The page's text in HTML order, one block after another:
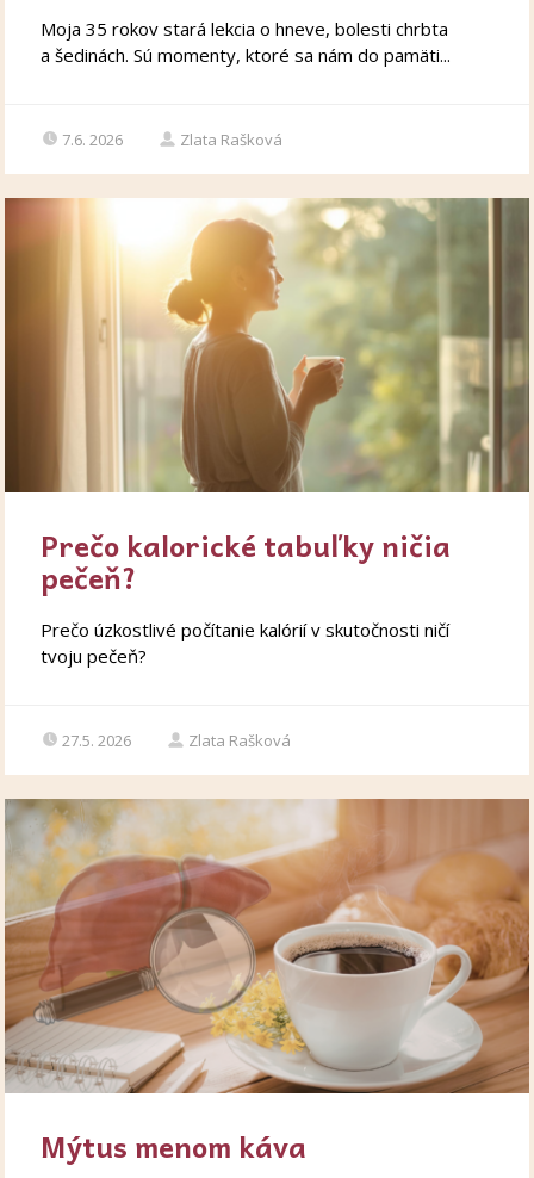
Moja 35 rokov stará lekcia o hneve, bolesti chrbta
a šedinách. Sú momenty, ktoré sa nám do pamäti...
7.6. 2026 Zlata Rašková
Prečo kalorické tabuľky ničia
pečeň?
Prečo úzkostlivé počítanie kalórií v skutočnosti ničí
tvoju pečeň?
27.5. 2026 Zlata Rašková
Mýtus menom káva